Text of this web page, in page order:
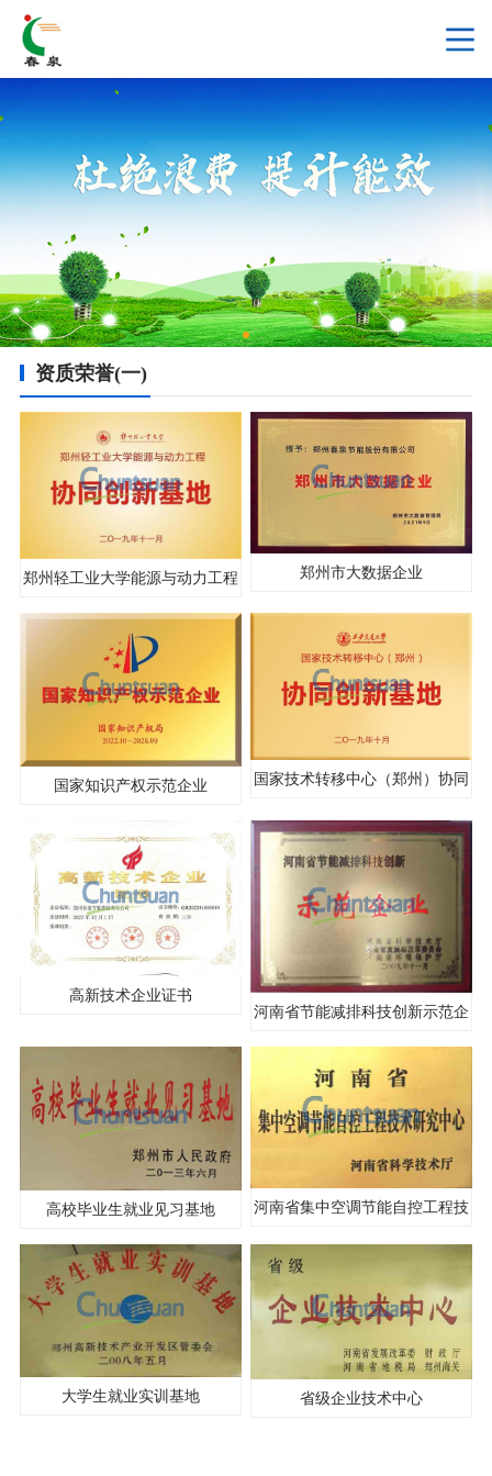
资质荣誉(一)
郑州轻工业大学能源与动力工程
协同创新基地
郑州市大数据企业
国家知识产权示范企业 国家技术转移中心（郑州）协同
创新基地
高新技术企业证书
河南省节能减排科技创新示范企
业
高校毕业生就业见习基地 河南省集中空调节能自控工程技
术研究中心
大学生就业实训基地 省级企业技术中心